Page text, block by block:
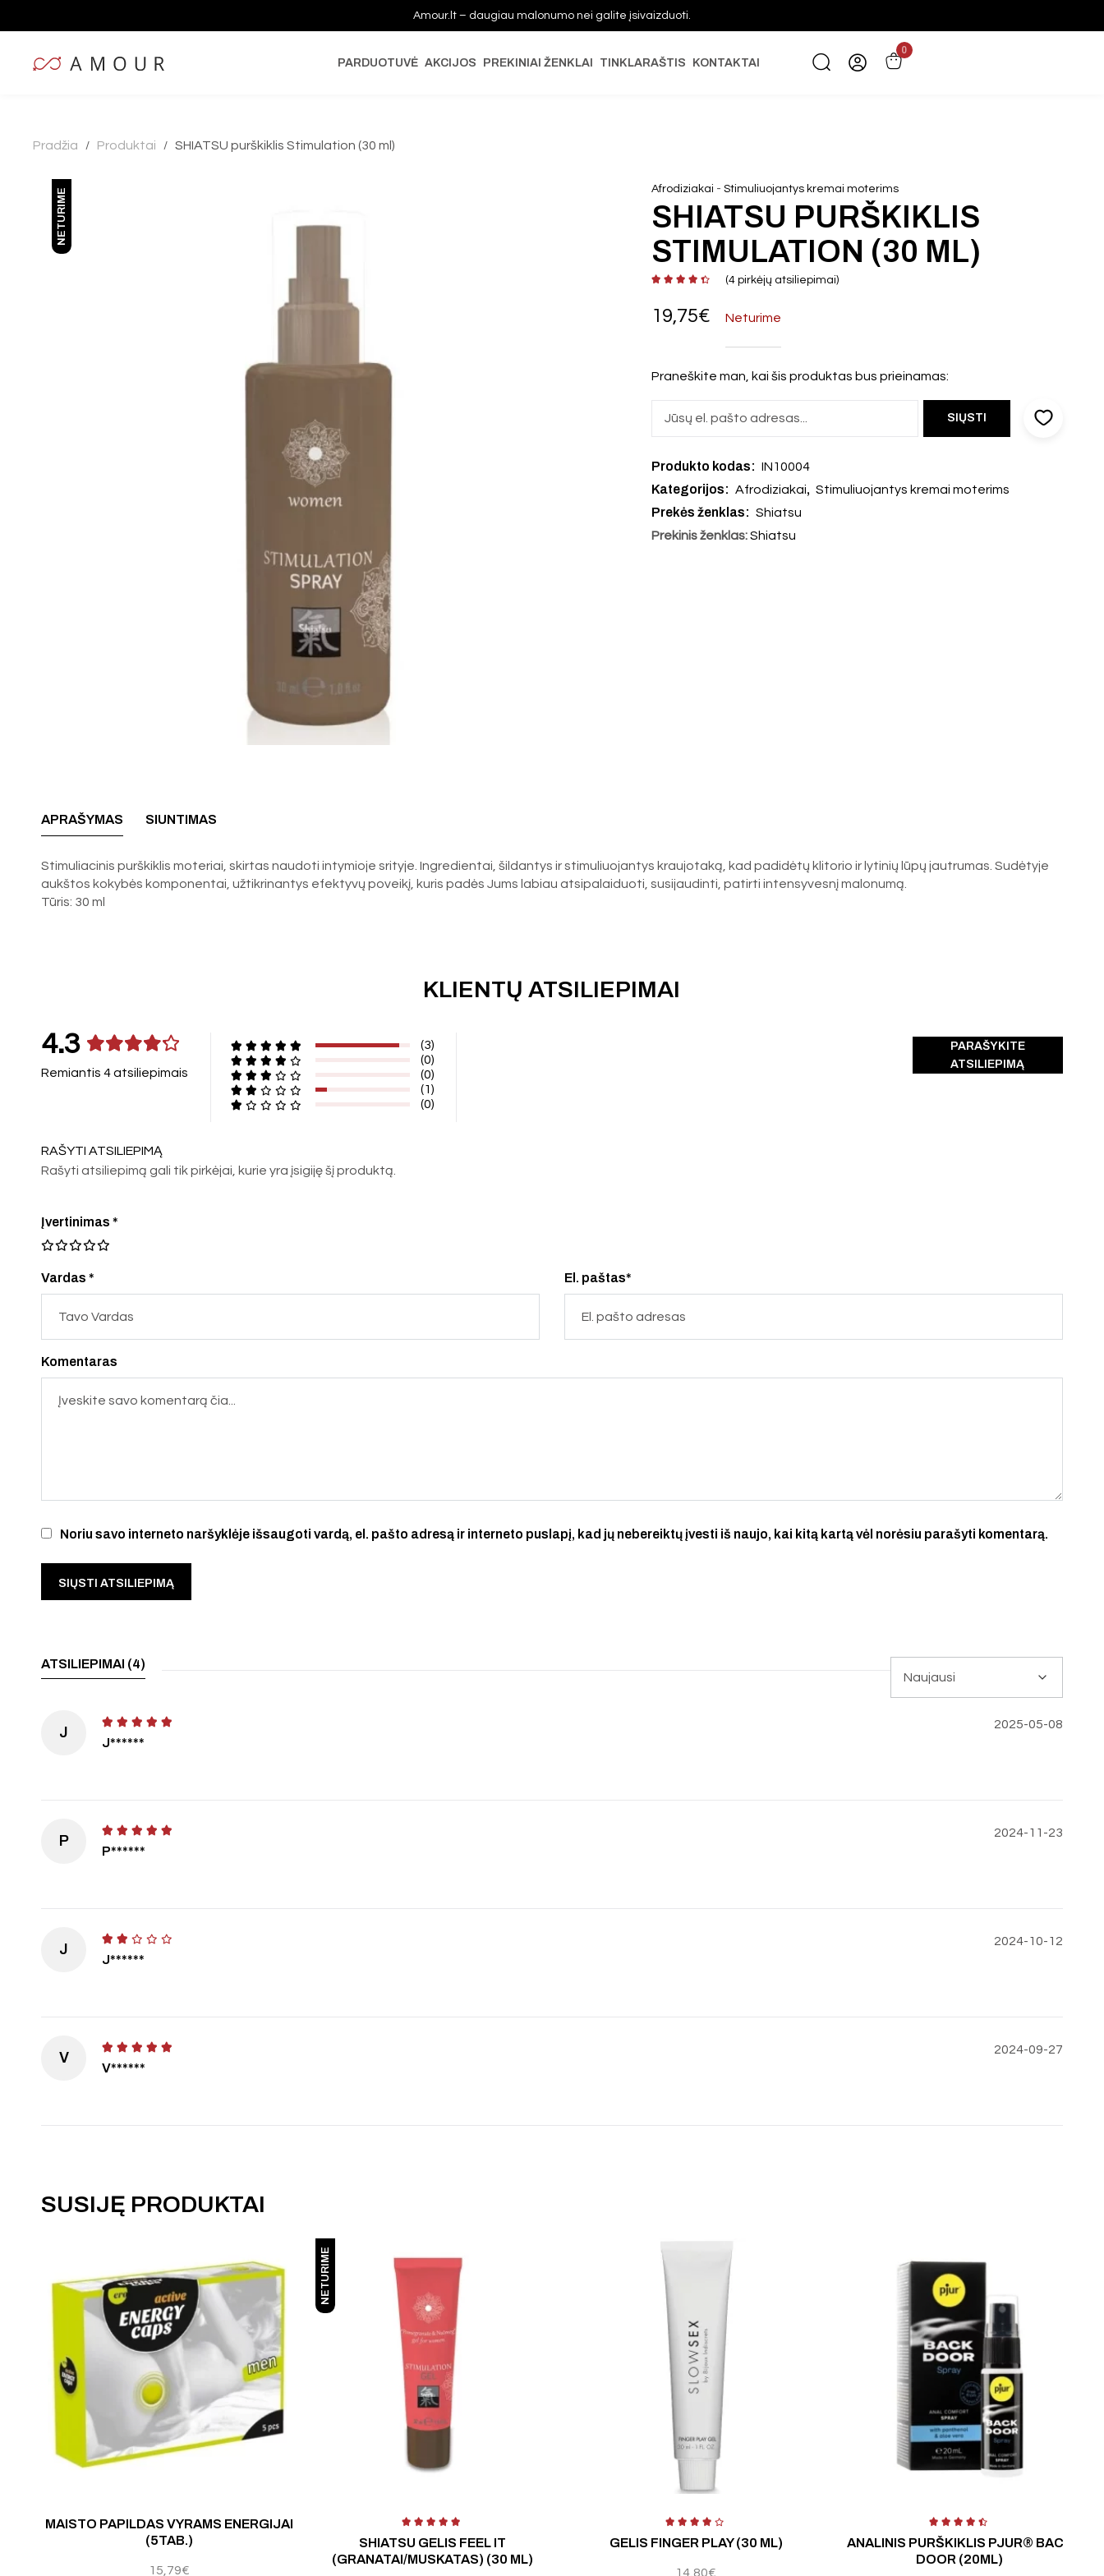
Amour.lt – daugiau malonumo nei galite įsivaizduoti.
PARDUOTUVĖ AKCIJOS PREKINIAI ŽENKLAI TINKLARAŠTIS KONTAKTAI
0
Pradžia / Produktai / SHIATSU purškiklis Stimulation (30 ml)
NETURIME Afrodiziakai -Stimuliuojantys kremai moterims
SHIATSU PURŠKIKLIS
STIMULATION (30 ML)
(4 pirkėjų atsiliepimai)
19,75€ Neturime
Praneškite man, kai šis produktas bus prieinamas:
Produkto kodas: IN10004
Kategorijos: Afrodiziakai, Stimuliuojantys kremai moterims
Prekės ženklas: Shiatsu
Prekinis ženklas:Shiatsu
APRAŠYMAS SIUNTIMAS
Stimuliacinis purškiklis moteriai, skirtas naudoti intymioje srityje. Ingredientai, šildantys ir stimuliuojantys kraujotaką, kad padidėtų klitorio ir lytinių lūpų jautrumas. Sudėtyje
aukštos kokybės komponentai, užtikrinantys efektyvų poveikį, kuris padės Jums labiau atsipalaiduoti, susijaudinti, patirti intensyvesnį malonumą.
Tūris: 30 ml
KLIENTŲ ATSILIEPIMAI
4.3
Remiantis 4 atsiliepimais
(3)
(0)
(0)
(1)
(0)
PARAŠYKITE
ATSILIEPIMĄ
RAŠYTI ATSILIEPIMĄ
Rašyti atsiliepimą gali tik pirkėjai, kurie yra įsigiję šį produktą.
Vardas * El. paštas*
Noriu savo interneto naršyklėje išsaugoti vardą, el. pašto adresą ir interneto puslapį, kad jų nebereiktų įvesti iš naujo, kai kitą kartą vėl norėsiu parašyti komentarą.
Įvertinimas*
Komentaras
ATSILIEPIMAI (4)
J
J******
2025-05-08
P
P******
2024-11-23
J
J******
2024-10-12
V
V******
2024-09-27
SUSIJĘ PRODUKTAI
MAISTO PAPILDAS VYRAMS ENERGIJAI
(5TAB.)
15,79€
NETURIME
SHIATSU GELIS FEEL IT
(GRANATAI/MUSKATAS) (30 ML)
GELIS FINGER PLAY (30 ML)
14,80€
ANALINIS PURŠKIKLIS PJUR® BACK
DOOR (20ML)
4.00iš 5 Įvertinimas: Įvertinimas: Įvertinimas: